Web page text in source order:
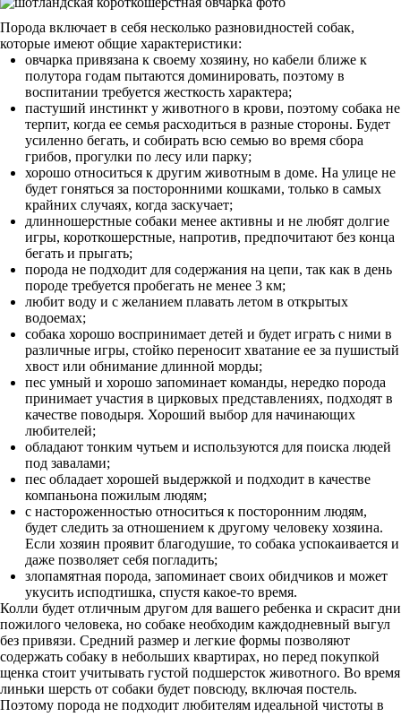
Порода включает в себя несколько разновидностей собак,
которые имеют общие характеристики:
овчарка привязана к своему хозяину, но кабели ближе к
полутора годам пытаются доминировать, поэтому в
воспитании требуется жесткость характера;
пастуший инстинкт у животного в крови, поэтому собака не
терпит, когда ее семья расходиться в разные стороны. Будет
усиленно бегать, и собирать всю семью во время сбора
грибов, прогулки по лесу или парку;
хорошо относиться к другим животным в доме. На улице не
будет гоняться за посторонними кошками, только в самых
крайних случаях, когда заскучает;
длинношерстные собаки менее активны и не любят долгие
игры, короткошерстные, напротив, предпочитают без конца
бегать и прыгать;
порода не подходит для содержания на цепи, так как в день
породе требуется пробегать не менее 3 км;
любит воду и с желанием плавать летом в открытых
водоемах;
собака хорошо воспринимает детей и будет играть с ними в
различные игры, стойко переносит хватание ее за пушистый
хвост или обнимание длинной морды;
пес умный и хорошо запоминает команды, нередко порода
принимает участия в цирковых представлениях, подходят в
качестве поводыря. Хороший выбор для начинающих
любителей;
обладают тонким чутьем и используются для поиска людей
под завалами;
пес обладает хорошей выдержкой и подходит в качестве
компаньона пожилым людям;
с настороженностью относиться к посторонним людям,
будет следить за отношением к другому человеку хозяина.
Если хозяин проявит благодушие, то собака успокаивается и
даже позволяет себя погладить;
злопамятная порода, запоминает своих обидчиков и может
укусить исподтишка, спустя какое-то время.
Колли будет отличным другом для вашего ребенка и скрасит дни
пожилого человека, но собаке необходим каждодневный выгул
без привязи. Средний размер и легкие формы позволяют
содержать собаку в небольших квартирах, но перед покупкой
щенка стоит учитывать густой подшерсток животного. Во время
линьки шерсть от собаки будет повсюду, включая постель.
Поэтому порода не подходит любителям идеальной чистоты в